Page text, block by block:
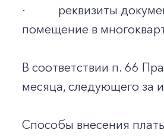
+7-800-
Частным
·
реквизиты
помещение в
В соответствии п. 66
месяца, следующего за
Способы внесения